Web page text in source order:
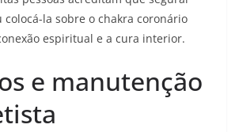
colocá-la sobre o chakra coronário
espiritual e a cura interior.
e manutenção